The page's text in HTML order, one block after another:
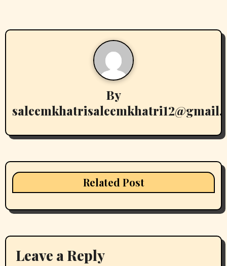
By
Related Post
Leave a Reply